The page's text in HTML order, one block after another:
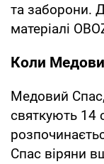
та заборони.
матеріалі
Коли
Медовий
святкують 14
Спас віряни